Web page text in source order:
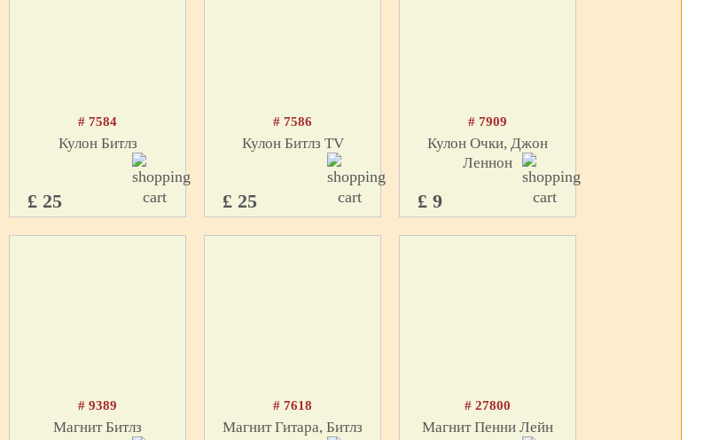
# 7584
Кулон Битлз
£ 25
# 7586
Кулон Битлз TV
£ 25
# 7909
Кулон Очки, Джон
Леннон
£ 9
# 9389
Магнит Битлз
# 7618
Магнит Гитара, Битлз
# 27800
Магнит Пенни Лейн